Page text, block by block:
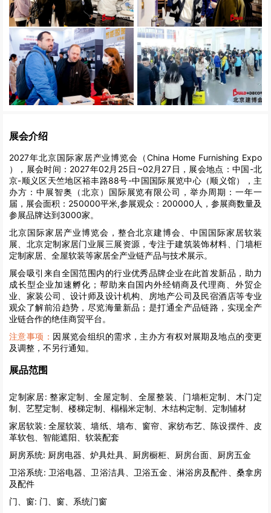
展会介绍
2027年北京国际家居产业博览会（China Home Furnishing Expo
），展会时间：2027年02月25日~02月27日，展会地点：中国-北
京-顺义区天竺地区裕丰路88号-中国国际展览中心（顺义馆），主
办方：中展智奥（北京）国际展览有限公司，举办周期：一年一
届，展会面积：250000平米,参展观众：200000人，参展商数量及
参展品牌达到3000家。
北京国际家居产业博览会，整合北京建博会、中国国际家居软装
展、北京定制家居门业展三展资源，专注于建筑装饰材料、门墙柜
定制家居、全屋软装等家居全产业链产品与技术展示。
展会吸引来自全国范围内的行业优秀品牌企业在此首发新品，助力
成长型企业加速孵化；帮助来自国内外经销商及代理商、外贸企
业、家装公司、设计师及设计机构、房地产公司及民宿酒店等专业
观众了解前沿趋势，尽览海量新品；是打通全产品链路，实现全产
业链合作的绝佳商贸平台。
注意事项： 因展览会组织的需求，主办方有权对展期及地点的变更
及调整，不另行通知。
展品范围
定制家居: 整家定制、全屋定制、全屋整装、门墙柜定制、木门定
制、艺墅定制、楼梯定制、榻榻米定制、木结构定制、定制辅材
家居软装: 全屋软装、墙纸、墙布、窗帘、家纺布艺、陈设摆件、皮
革软包、智能遮阳、软装配套
厨房系统: 厨房电器、炉具灶具、厨房橱柜、厨房台面、厨房五金
卫浴系统: 卫浴电器、卫浴洁具、卫浴五金、淋浴房及配件、桑拿房
及配件
门、窗: 门、窗、系统门窗